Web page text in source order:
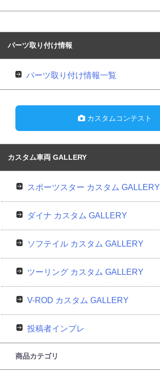
パーツ取り付け情報
パーツ取り付け情報一覧
カスタムコンテスト
カスタム車両 GALLERY
スポーツスター カスタム GALLERY
ダイナ カスタム GALLERY
ソフテイル カスタム GALLERY
ツーリング カスタム GALLERY
V-ROD カスタム GALLERY
投稿者インプレ
商品カテゴリ